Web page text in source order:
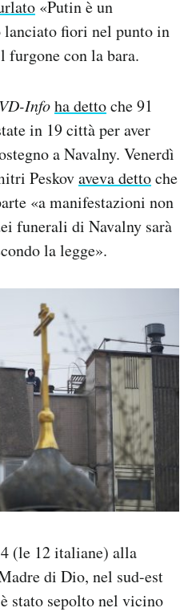
«Putin è un
lanciato fiori nel punto in
furgone con la bara.
Infoha dettoche 91
in 19 città per aver
a Navalny. Venerdì
Peskovaveva dettoche
«a manifestazioni non
funerali di Navalny sarà
la legge».
(le 12 italiane) alla
di Dio, nel sud-est
stato sepolto nel vicino